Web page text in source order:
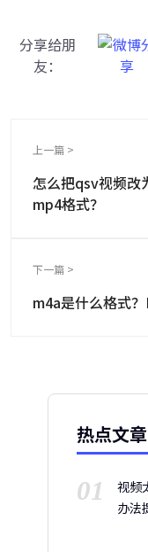
分享给朋
友：
上一篇 >
怎么把qsv视频改
mp4格式？
下一篇 >
m4a是什么格式
热点文章
01
视频
办法